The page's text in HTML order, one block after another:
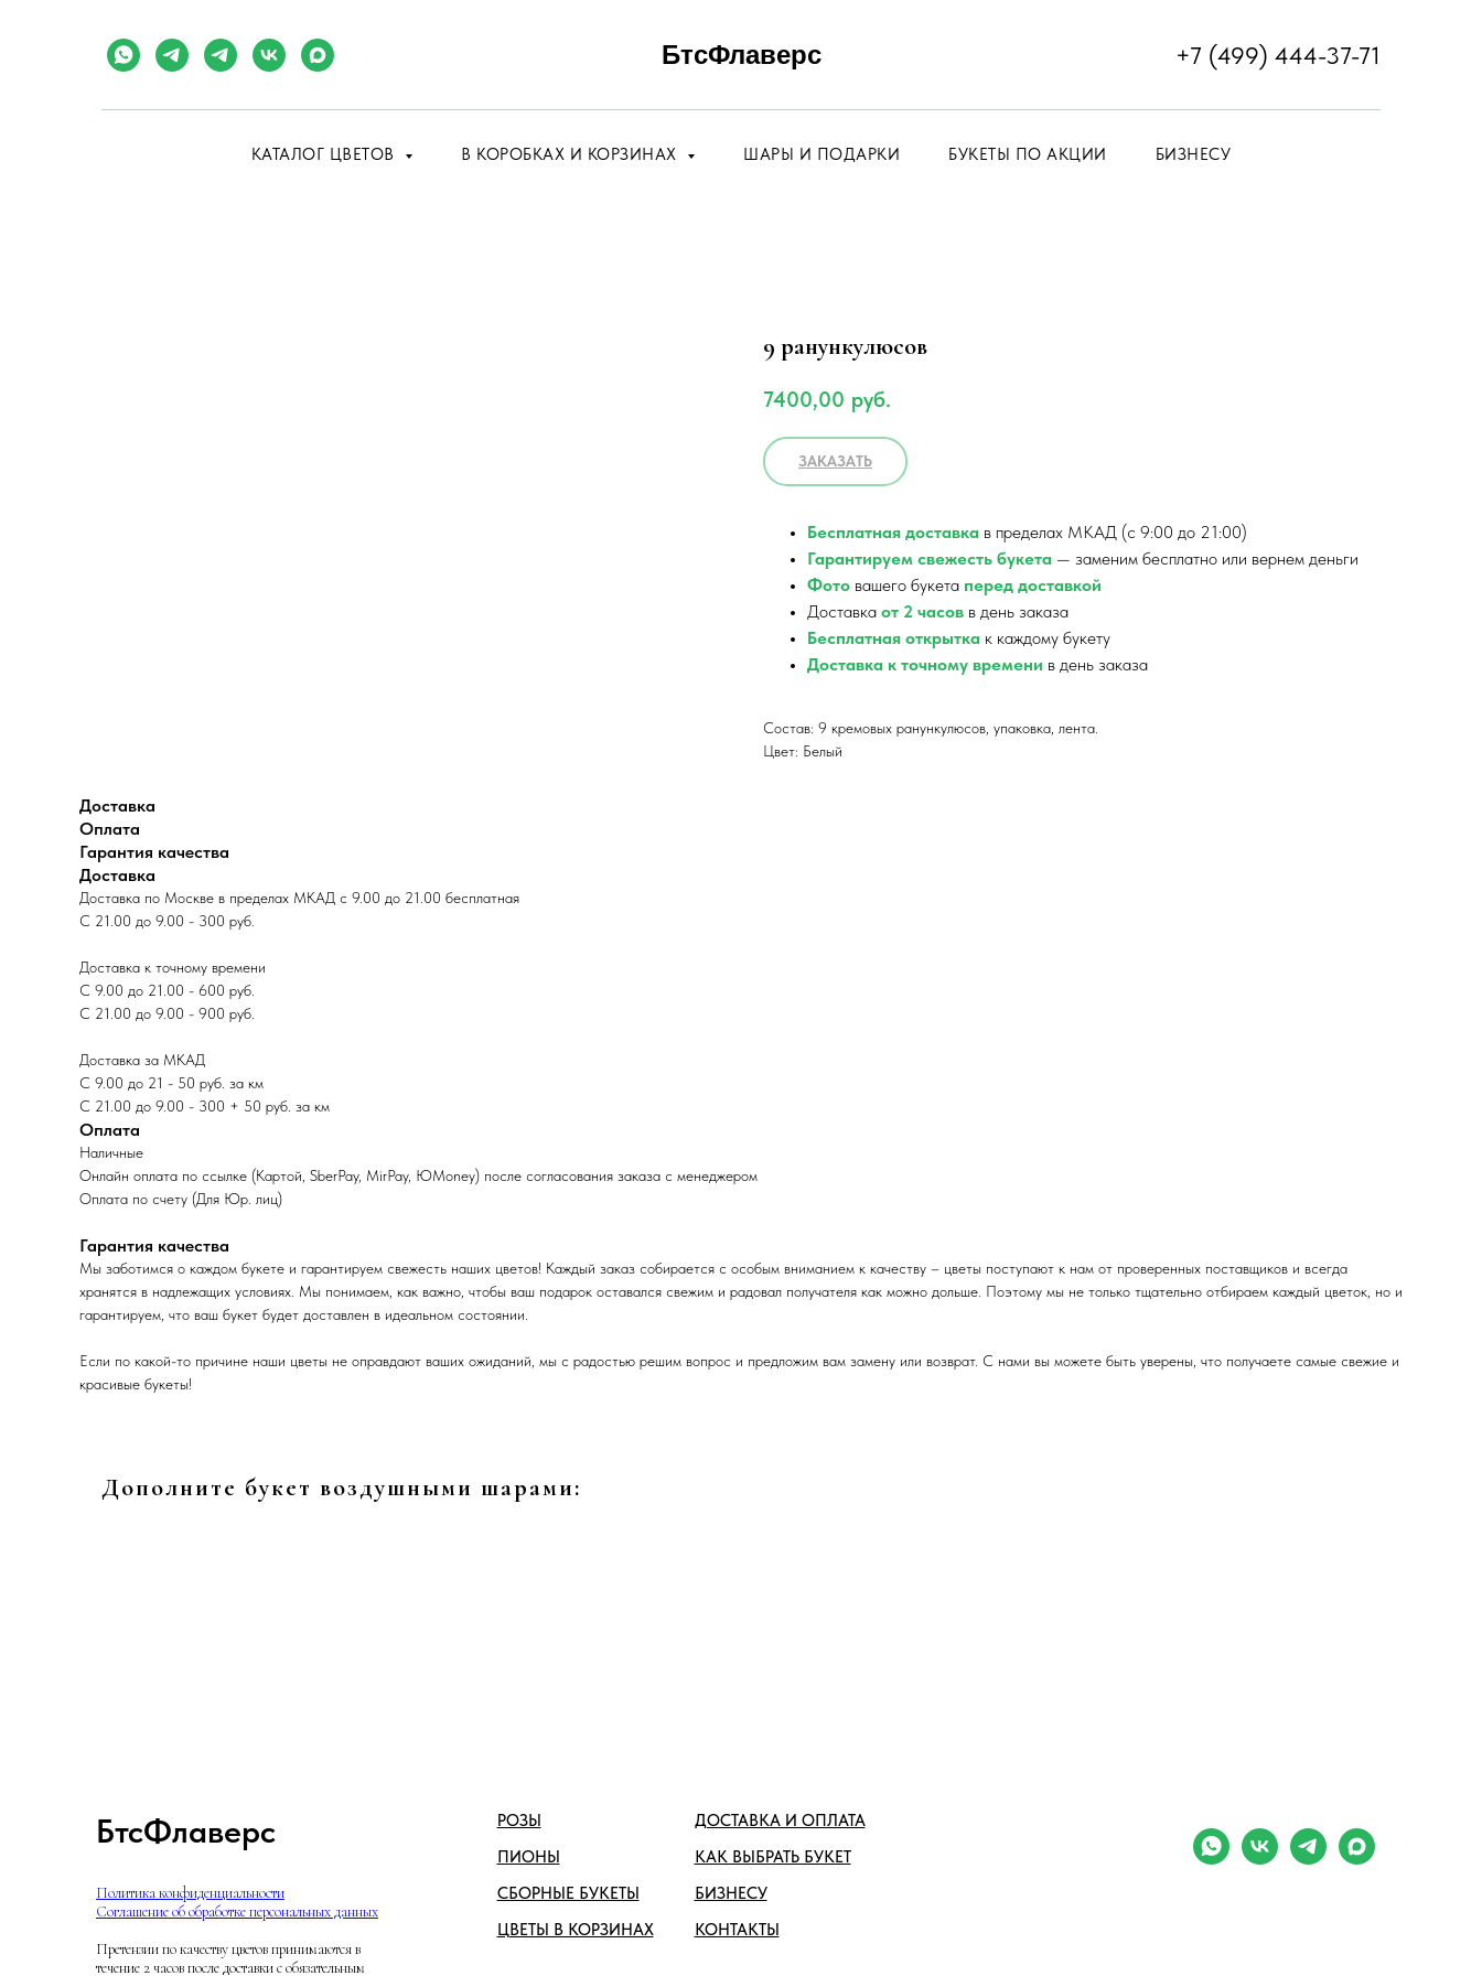
БтсФлаверс +7 (499) 444-37-71
КАТАЛОГ ЦВЕТОВ В КОРОБКАХ И КОРЗИНАХ ШАРЫ И ПОДАРКИ БУКЕТЫ ПО АКЦИИ БИЗНЕСУ
9 ранyнкулюсов
7400,00 руб.
ЗАКАЗАТЬ
Бесплатная доставка в пределах МКАД (с 9:00 до 21:00)
Гарантируем свежесть букета — заменим бесплатно или вернем деньги
Фото вашего букета перед доставкой
Доставка от 2 часов в день заказа
Бесплатная открытка к каждому букету
Доставка к точному времени в день заказа
Состав: 9 кремовых ранункулюсов, упаковка, лента.
Цвет: Белый
Доставка
Оплата
Гарантия качества
Доставка
Доставка по Москве в пределах МКАД с 9.00 до 21.00 бесплатная
С 21.00 до 9.00 - 300 руб.
Доставка к точному времени
С 9.00 до 21.00 - 600 руб.
С 21.00 до 9.00 - 900 руб.
Доставка за МКАД
С 9.00 до 21 - 50 руб. за км
С 21.00 до 9.00 - 300 + 50 руб. за км
Оплата
Наличные
Онлайн оплата по ссылке (Картой, SberPay, MirPay, ЮMoney) после согласования заказа с менеджером
Оплата по счету (Для Юр. лиц)
Гарантия качества
Мы заботимся о каждом букете и гарантируем свежесть наших цветов! Каждый заказ собирается с особым вниманием к качеству – цветы поступают к нам от проверенных поставщиков и всегда
хранятся в надлежащих условиях. Мы понимаем, как важно, чтобы ваш подарок оставался свежим и радовал получателя как можно дольше. Поэтому мы не только тщательно отбираем каждый цветок, но и
гарантируем, что ваш букет будет доставлен в идеальном состоянии.
Если по какой-то причине наши цветы не оправдают ваших ожиданий, мы с радостью решим вопрос и предложим вам замену или возврат. С нами вы можете быть уверены, что получаете самые свежие и
красивые букеты!
Дополните букет воздушными шарами:
БтсФлаверс
Политика конфиденциальности
Соглашение об обработке персональных данных
Претензии по качеству цветов принимаются в
течение 2 часов после доставки с обязательным
РОЗЫ
ПИОНЫ
СБОРНЫЕ БУКЕТЫ
ЦВЕТЫ В КОРЗИНАХ
ДОСТАВКА И ОПЛАТА
КАК ВЫБРАТЬ БУКЕТ
БИЗНЕСУ
КОНТАКТЫ